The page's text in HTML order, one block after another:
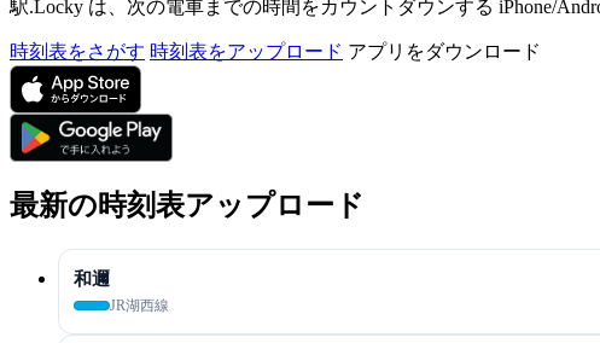
駅.Locky は、次の電車までの時間をカウントダウンする iPhone/
時刻表をさがす 時刻表をアップロード アプリをダウンロード
最新の時刻表アップロード
和邇
JR湖西線